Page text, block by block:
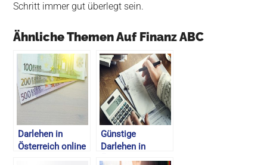
Schritt immer gut überlegt sein.
Ähnliche Themen Auf Finanz ABC
Darlehen in
Österreich online
Günstige
Darlehen in
Österreich